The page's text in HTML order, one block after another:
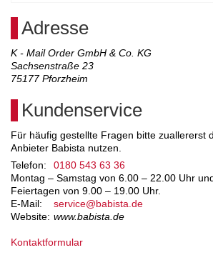
Adresse
K - Mail Order GmbH & Co. KG
Sachsenstraße 23
75177 Pforzheim
Kundenservice
Für häufig gestellte Fragen bitte zuallererst
Anbieter Babista nutzen.
Telefon:
0180 543 63 36
Montag – Samstag von 6.00 – 22.00 Uhr
Feiertagen von 9.00 – 19.00 Uhr.
E-Mail:
service@babista.de
Website: www.babista.de
Kontaktformular